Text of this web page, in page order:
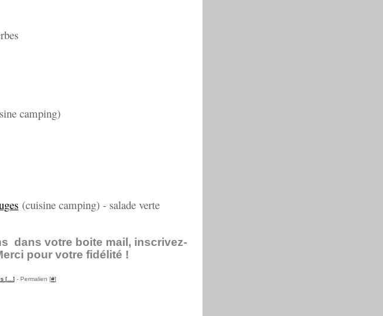
camping)
(cuisine camping) - salade verte
dans votre boite mail, inscrivez-
pour votre fidélité !
[ ] - Permalien [#]